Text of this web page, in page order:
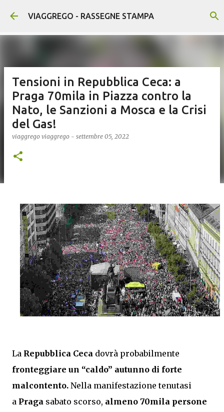
Passa ai contenuti principali
VIAGGREGO - RASSEGNE STAMPA
Tensioni in Repubblica Ceca: a
Praga 70mila in Piazza contro la
Nato, le Sanzioni a Mosca e la Crisi
del Gas!
viaggrego viaggrego - settembre 05, 2022
La Repubblica Ceca dovrà probabilmente
fronteggiare un “caldo” autunno di forte
malcontento. Nella manifestazione tenutasi
a Praga sabato scorso, almeno 70mila persone